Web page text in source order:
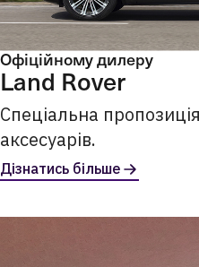
Офіційному дилеру
Land Rover
Спеціальна
аксесуарів.
Дізнатись більше